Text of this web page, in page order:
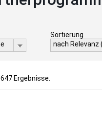
Sortierung
nach
Ergebnisse.